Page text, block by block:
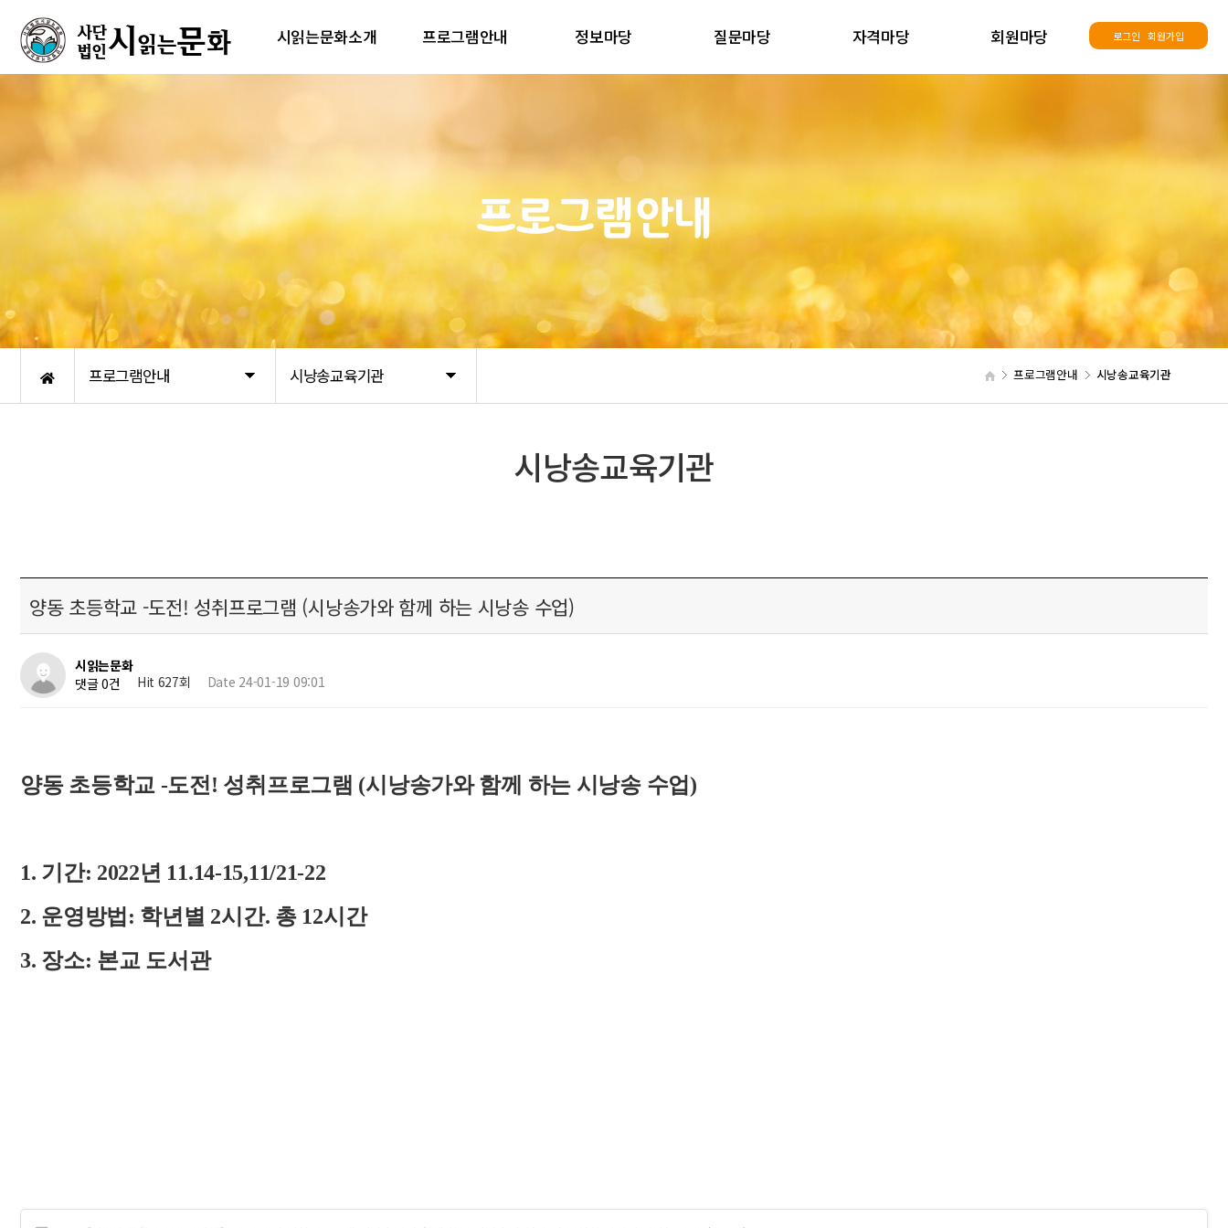
시읽는문화소개 프로그램안내 정보마당 질문마당 자격마당 회원마당 로그인 회원가입
프로그램안내 시낭송교육기관 프로그램안내 시낭송교육기관
프로그램안내
시낭송교육기관
양동 초등학교 -도전! 성취프로그램 (시낭송가와 함께 하는 시낭송 수업)
시읽는문화
댓글 0건
Hit 627회 Date 24-01-19 09:01
양동 초등학교 -도전! 성취프로그램 (시낭송가와 함께 하는 시낭송 수업)
1. 기간: 2022년 11.14-15,11/21-22
2. 운영방법: 학년별 2시간. 총 12시간
3. 장소: 본교 도서관